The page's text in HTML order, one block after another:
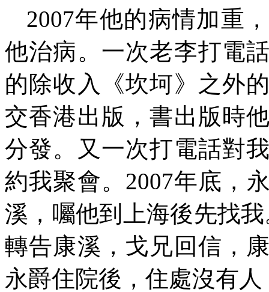
2007年他的病情加重
他治病。一次老李打電
的除收入《坎坷》之外
交香港出版，書出版時
分發。又一次打電話對
約我聚會。 2007年底，
溪，囑他到上海後先找
轉告康溪，戈兄回信，
永爵住院後，住處沒有